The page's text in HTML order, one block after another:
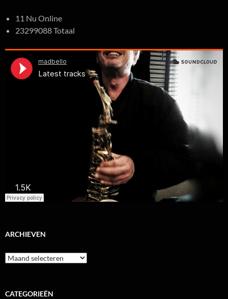
11 Nu Online
23299088 Totaal
ARCHIEVEN
Archieven
CATEGORIEËN